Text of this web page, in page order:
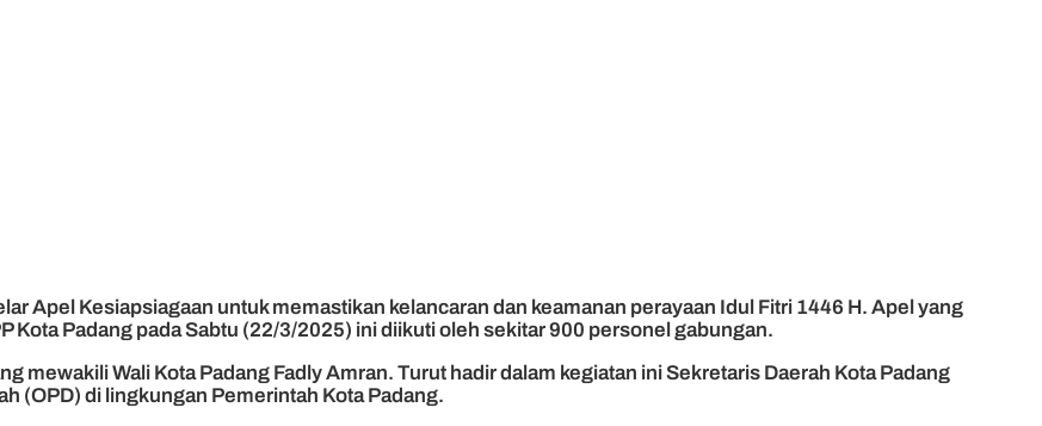
Apel Kesiapsiagaan untuk memastikan kelancaran dan keamanan perayaan Idul Fitri 1446 H. Apel yang
Kota Padang pada Sabtu (22/3/2025) ini diikuti oleh sekitar 900 personel gabungan.
mewakili Wali Kota Padang Fadly Amran. Turut hadir dalam kegiatan ini Sekretaris Daerah Kota Padang
(OPD) di lingkungan Pemerintah Kota Padang.